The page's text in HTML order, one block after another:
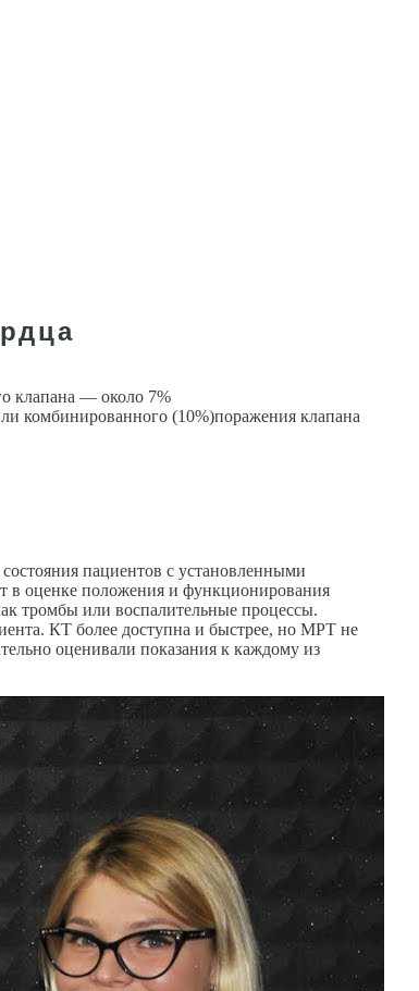
клапана — около 7%
комбинированного (10%)поражения клапана
пациентов с установленными
в оценке положения и функционирования
тромбы или воспалительные процессы.
КТ более доступна и быстрее, но МРТ не
оценивали показания к каждому из